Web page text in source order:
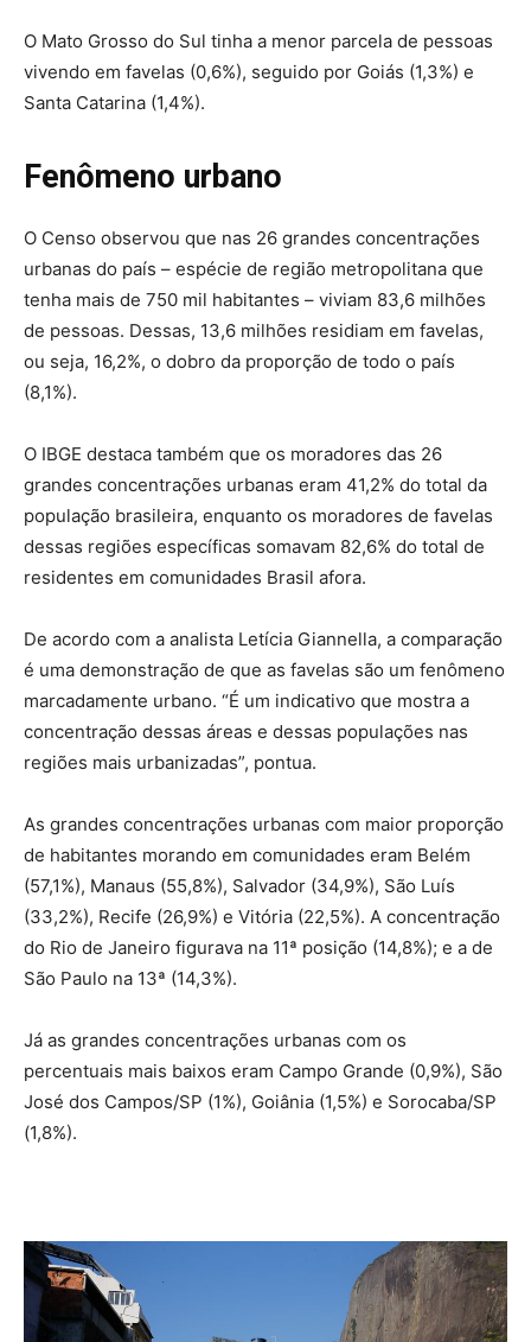
O Mato Grosso do Sul tinha a menor parcela de pessoas
vivendo em favelas (0,6%), seguido por Goiás (1,3%) e
Santa Catarina (1,4%).
Fenômeno urbano
O Censo observou que nas 26 grandes concentrações
urbanas do país – espécie de região metropolitana que
tenha mais de 750 mil habitantes – viviam 83,6 milhões
de pessoas. Dessas, 13,6 milhões residiam em favelas,
ou seja, 16,2%, o dobro da proporção de todo o país
(8,1%).
O IBGE destaca também que os moradores das 26
grandes concentrações urbanas eram 41,2% do total da
população brasileira, enquanto os moradores de favelas
dessas regiões específicas somavam 82,6% do total de
residentes em comunidades Brasil afora.
De acordo com a analista Letícia Giannella, a comparação
é uma demonstração de que as favelas são um fenômeno
marcadamente urbano. “É um indicativo que mostra a
concentração dessas áreas e dessas populações nas
regiões mais urbanizadas”, pontua.
As grandes concentrações urbanas com maior proporção
de habitantes morando em comunidades eram Belém
(57,1%), Manaus (55,8%), Salvador (34,9%), São Luís
(33,2%), Recife (26,9%) e Vitória (22,5%). A concentração
do Rio de Janeiro figurava na 11ª posição (14,8%); e a de
São Paulo na 13ª (14,3%).
Já as grandes concentrações urbanas com os
percentuais mais baixos eram Campo Grande (0,9%), São
José dos Campos/SP (1%), Goiânia (1,5%) e Sorocaba/SP
(1,8%).